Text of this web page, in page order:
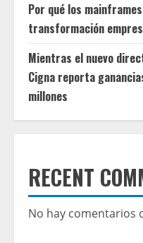
Por qué los
transformación
Mientras el nuevo
Cigna reporta
millones
RECENT
No hay comentarios